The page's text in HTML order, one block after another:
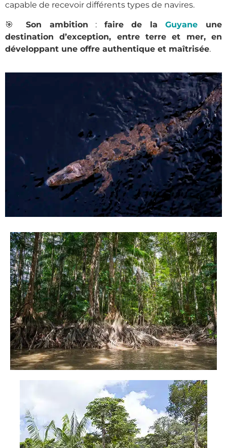
capable de recevoir différents types de navires.
🎯Son ambition : faire de laGuyane une
destination d’exception, entre terre et mer, en
développant une offre authentique et maîtrisée.